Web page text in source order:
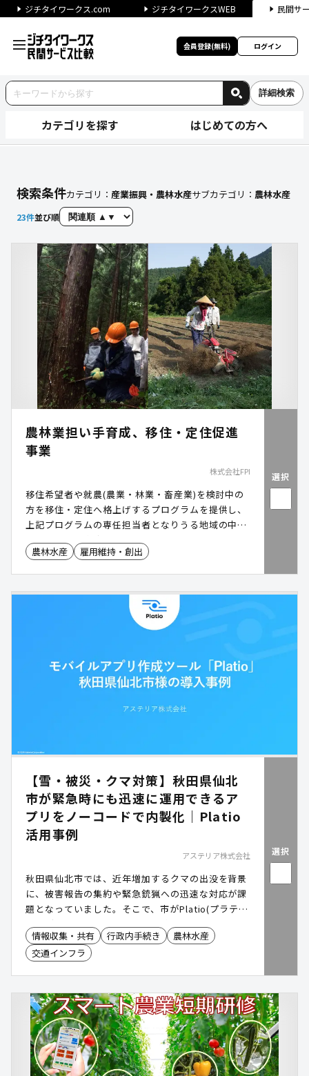
ジチタイワークス.com ジチタイワークスWEB 民間サ
会員登録(無料) ログイン
詳細検索
カテゴリを探す はじめての方へ
検索条件カテゴリ： 産業振興・農林水産サブカテゴリ： 農林水産
23件並び順
農林業担い手育成、移住・定住促進
事業
株式会社FPI
移住希望者や就農(農業・林業・畜産業)を検討中の
方を移住・定住へ格上げするプログラムを提供し、
上記プログラムの専任担当者となりうる地域の中核
人材を紹介・育成する事業
農林水産
雇用維持・創出
選択
【雪・被災・クマ対策】秋田県仙北
市が緊急時にも迅速に運用できるア
プリをノーコードで内製化｜Platio
活用事例
アステリア株式会社
秋田県仙北市では、近年増加するクマの出没を背景
に、被害報告の集約や緊急銃猟への迅速な対応が課
題となっていました。そこで、市がPlatio(プラティ
オ)で内製・運用していた「被災状況報告アプリ」
に、現場で必要となる緊急銃猟の指針やチェックリ
ストを確認できる機能を追加。職員自らが改修・運
や電話に依存していた現場報告の課題に対し、「積
雪情報」「被災状況」「クマ対策」など複数の業務
アプリを短期間で内製。位置情報付き報告とマニュ
アル共有により、現場判断の速度と正確性が大きく
向上しています。
情報収集・共有 行政内手続き
農林水産
交通インフラ
選択